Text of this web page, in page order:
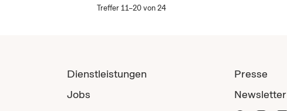
Treffer 11–20 von 24
Dienstleistungen
Jobs
Presse
Newsletter